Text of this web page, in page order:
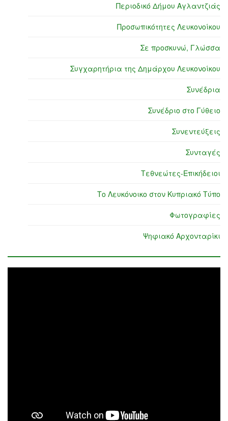
Περιοδικό Δήμου Αγλαντζιάς
Προσωπικότητες Λευκονοίκου
Σε προσκυνώ, Γλώσσα
Συγχαρητήρια της Δημάρχου Λευκονοίκου
Συνέδρια
Συνέδριο στο Γύθειο
Συνεντεύξεις
Συνταγές
Τεθνεώτες-Επικήδειοι
Το Λευκόνοικο στον Κυπριακό Τύπο
Φωτογραφίες
Ψηφιακό Αρχονταρίκι